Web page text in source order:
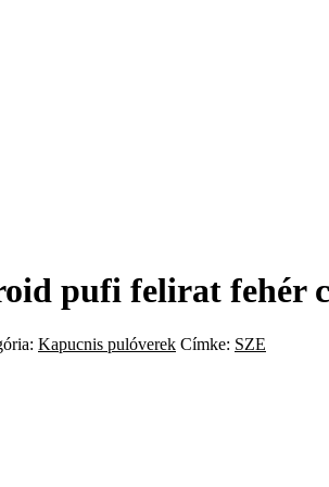
pufi felirat fehér
Kapucnis pulóverek Címke: SZE